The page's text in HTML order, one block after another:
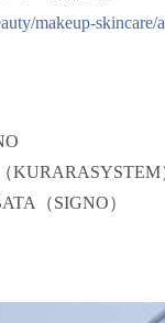
makeup-skincare/
KURARASYSTEM
（SIGNO）